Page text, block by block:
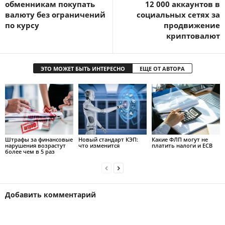
обменникам покупать
валюту без ограничений
по курсу
12 000 аккаунтов в
социальных сетях за
продвижение
криптовалют
ЭТО МОЖЕТ БЫТЬ ИНТЕРЕСНО ЕЩЕ ОТ АВТОРА
Штрафы за финансовые
нарушения возрастут
более чем в 5 раз
Новый стандарт КЭП:
что изменится
Какие ФЛП могут не
платить налоги и ЕСВ
Добавить комментарий